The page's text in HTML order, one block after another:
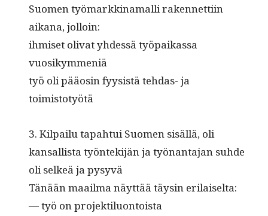
Suomen työ­markki­na­malli raken­net­ti­in
aikana, jolloin:
ihmiset oli­vat yhdessä työ­paikas­sa
vuosikymmeniä
työ oli pääosin fyy­sistä tehdas- ja
toimistotyötä
3. Kil­pailu tapah­tui Suomen sisäl­lä, oli
kansal­lista työn­tek­i­jän ja työ­nan­ta­jan suhde
oli selkeä ja pysyvä
Tänään maail­ma näyt­tää täysin erilaiselta:
— työ on projektiluontoista